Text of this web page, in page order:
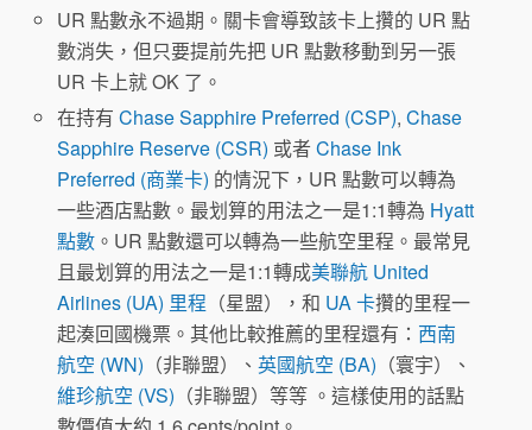
UR 點數永不過期。關卡會導致該卡上攢的 UR 點
數消失，但只要提前先把 UR 點數移動到另一張
UR 卡上就 OK 了。
在持有Chase Sapphire Preferred (CSP),Chase
Sapphire Reserve (CSR) 或者Chase Ink
Preferred (商業卡) 的情況下，UR 點數可以轉為
一些酒店點數。最划算的用法之一是1:1轉為 Hyatt
點數 。UR 點數還可以轉為一些航空里程。最常見
且最划算的用法之一是1:1轉成美聯航 United
Airlines (UA) 里程 （星盟），和 UA 卡攢的里程一
起湊回國機票。其他比較推薦的里程還有： 西南
航空 (WN) （非聯盟）、英國航空 (BA) （寰宇）、
維珍航空 (VS) （非聯盟）等等 。這樣使用的話點